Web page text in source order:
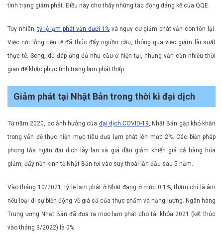
tình trạng giảm phát. Điều này cho thấy những tác động đáng kể của QQE.
Tuy nhiên,tỷ lệ lạm phát vẫn dưới 1% và nguy cơ giảm phát vẫn còn tồn lại.
Việc nới lỏng tiền tệ đã thúc đẩy nguồn cầu, thông qua việc giảm lãi suất
thực tế. Song, dù đáp ứng đủ nhu cầu ở hiện tại, nhưng vẫn cần nhiều thời
gian để khắc phục tình trạng lạm phát thấp.
Giảm phát tại Nhật Bản trong thời kì đại dịch
Từ năm 2020, do ảnh hưởng của đại dịch COVID-19, Nhật Bản gặp khó khăn
trong vấn đề thực hiện mục tiêu đưa lạm phát lên mức 2%. Các biện pháp
phong tỏa ngăn đại dịch lây lan và giá dầu giảm khiến giá cả hàng hóa
giảm, đẩy nền kinh tế Nhật Bản rơi vào suy thoái lần đầu sau 5 năm.
Vào tháng 10/2021, tỷ lệ lạm phát ở Nhật đang ở mức 0,1%, thậm chí là âm
nếu loại đi sự biến động về giá cả của thực phẩm và năng lượng. Ngân hàng
Trung ương Nhật Bản đã đưa ra mức lạm phát cho tài khóa 2021 (kết thúc
vào tháng 3/2022) là 0%.